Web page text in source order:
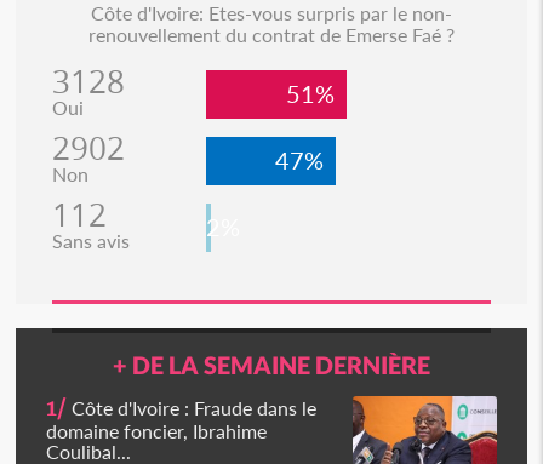
Côte d'Ivoire: Etes-vous surpris par le non-
renouvellement du contrat de Emerse Faé ?
3128
Oui 51%
2902
Non 47%
112
Sans avis 2%
+ DE LA SEMAINE DERNIÈRE
1/ Côte d'Ivoire : Fraude dans le
domaine foncier, Ibrahime
Coulibal...